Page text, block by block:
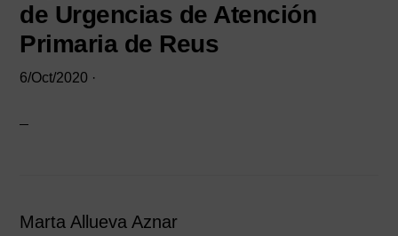
de Urgencias de Atención
Primaria de Reus
6/Oct/2020 ·
Marta Allueva Aznar